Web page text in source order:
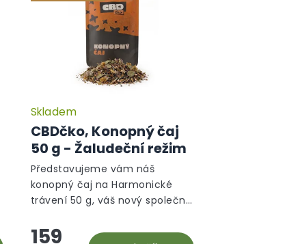
CBDčko, Konopný čaj
50 g - Žaludeční režim
Skladem
159
Představujeme vám náš
konopný čaj na Harmonické
trávení 50 g, váš nový společník
celkové pohody. Tato unikátní